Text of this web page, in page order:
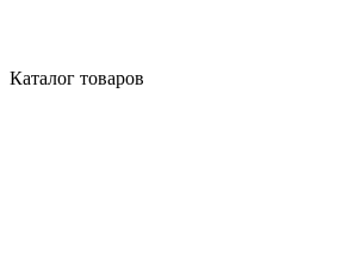
Каталог товаров